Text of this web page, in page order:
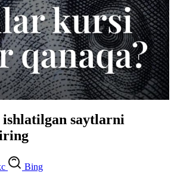
ishlatilgan saytlarni
Bing